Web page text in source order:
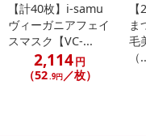
配送日、配送時間が異な
カート機能をご利用の場
ん。
【計40枚】i-samu
ヴィーガニアフェイ
スマスク【VC-...
2,114円
（52.9円／枚）
ま
毛
（